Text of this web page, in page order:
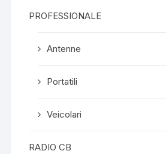
PROFESSIONALE
Antenne
Portatili
Veicolari
RADIO CB